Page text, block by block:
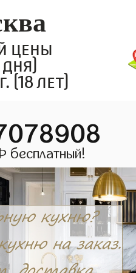
цены
(18 лет)
бесплатный!